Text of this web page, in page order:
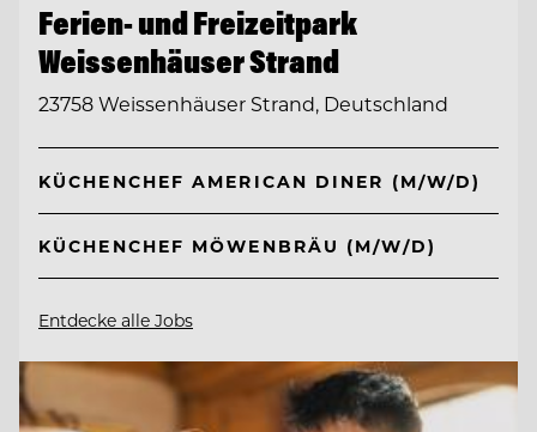
Ferien- und Freizeitpark
Weissenhäuser Strand
23758 Weissenhäuser Strand, Deutschland
KÜCHENCHEF AMERICAN DINER (M/W/D)
KÜCHENCHEF MÖWENBRÄU (M/W/D)
Entdecke alle Jobs